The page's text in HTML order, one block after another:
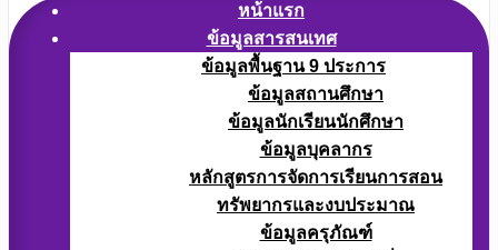
หน้าแรก
ข้อมูลสารสนเทศ
ข้อมูลพื้นฐาน 9 ประการ
ข้อมูลสถานศึกษา
ข้อมูลนักเรียนนักศึกษา
ข้อมูลบุคลากร
หลักสูตรการจัดการเรียนการสอน
ทรัพยากรและงบประมาณ
ข้อมูลครุภัณฑ์